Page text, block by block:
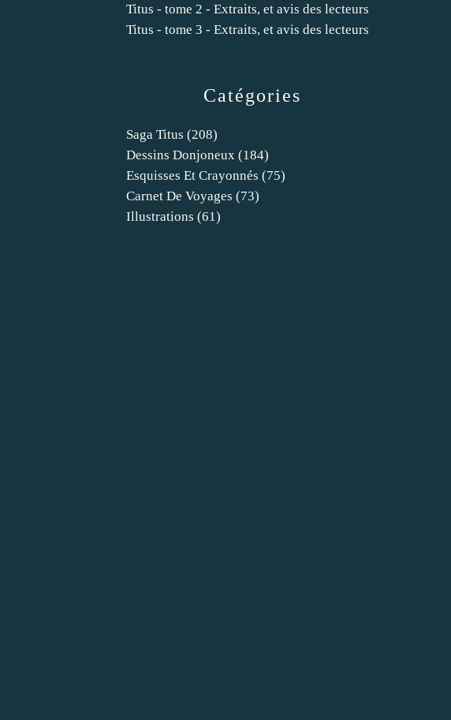
Catégories
Saga Titus (208)
Dessins Donjoneux (184)
Esquisses Et Crayonnés (75)
Carnet De Voyages (73)
Illustrations (61)
Titus - tome 2 - Extraits, et avis des lecteurs
Titus - tome 3 - Extraits, et avis des lecteurs